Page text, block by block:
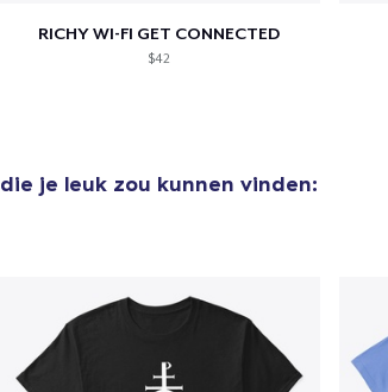
RICHY WI-FI GET CONNECTED
$42
die je leuk zou kunnen vinden: